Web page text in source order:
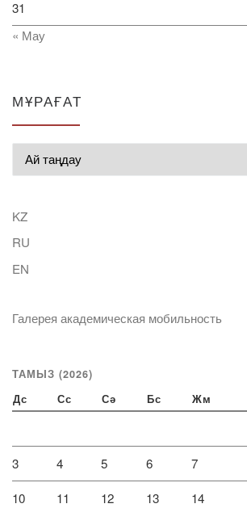
31
« Мау
МҰРАҒАТ
KZ
RU
EN
Галерея академическая мобильность
ТАМЫЗ (2026)
Дс Сс Сә Бс Жм
3 4 5 6 7
10 11 12 13 14